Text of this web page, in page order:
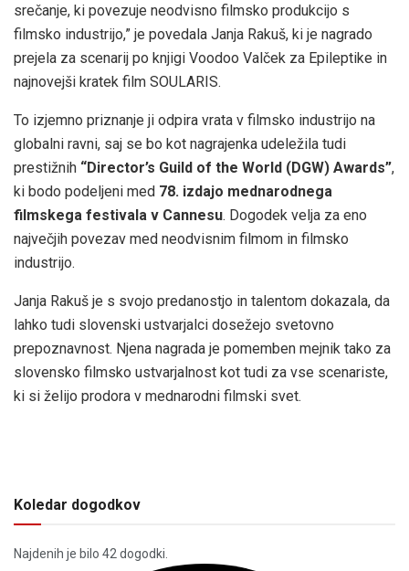
srečanje, ki povezuje neodvisno filmsko produkcijo s
filmsko industrijo,” je povedala Janja Rakuš, ki je nagrado
prejela za scenarij po knjigi Voodoo Valček za Epileptike in
najnovejši kratek film SOULARIS.
To izjemno priznanje ji odpira vrata v filmsko industrijo na
globalni ravni, saj se bo kot nagrajenka udeležila tudi
prestižnih “Director’s Guild of the World (DGW) Awards”,
ki bodo podeljeni med 78. izdajo mednarodnega
filmskega festivala v Cannesu. Dogodek velja za eno
največjih povezav med neodvisnim filmom in filmsko
industrijo.
Janja Rakuš je s svojo predanostjo in talentom dokazala, da
lahko tudi slovenski ustvarjalci dosežejo svetovno
prepoznavnost. Njena nagrada je pomemben mejnik tako za
slovensko filmsko ustvarjalnost kot tudi za vse scenariste,
ki si želijo prodora v mednarodni filmski svet.
Koledar dogodkov
Najdenih je bilo 42 dogodki.